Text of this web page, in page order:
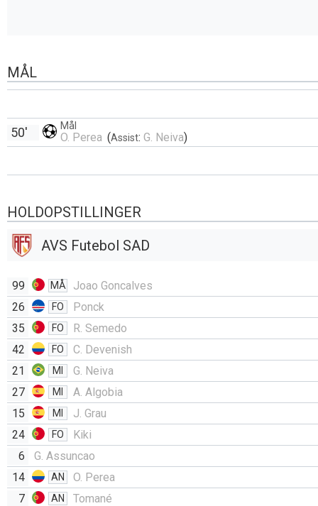
MÅL
Mål
O. Perea (Assist: G. Neiva)
50'
HOLDOPSTILLINGER
AVS Futebol SAD
99 MÅ
Joao Goncalves
26
FO
Ponck
35
FO
R. Semedo
42
FO
C. Devenish
21
MI
G. Neiva
27
MI
A. Algobia
15
MI
J. Grau
24
FO
Kiki
6
G. Assuncao
14
AN
O. Perea
7
AN Tomané